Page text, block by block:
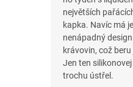
největších
kapka. Navíc má
nenápadný
krávovin, což
Jen ten
trochu ústřel.